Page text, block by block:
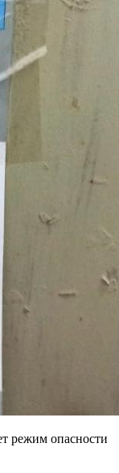
режим опасности